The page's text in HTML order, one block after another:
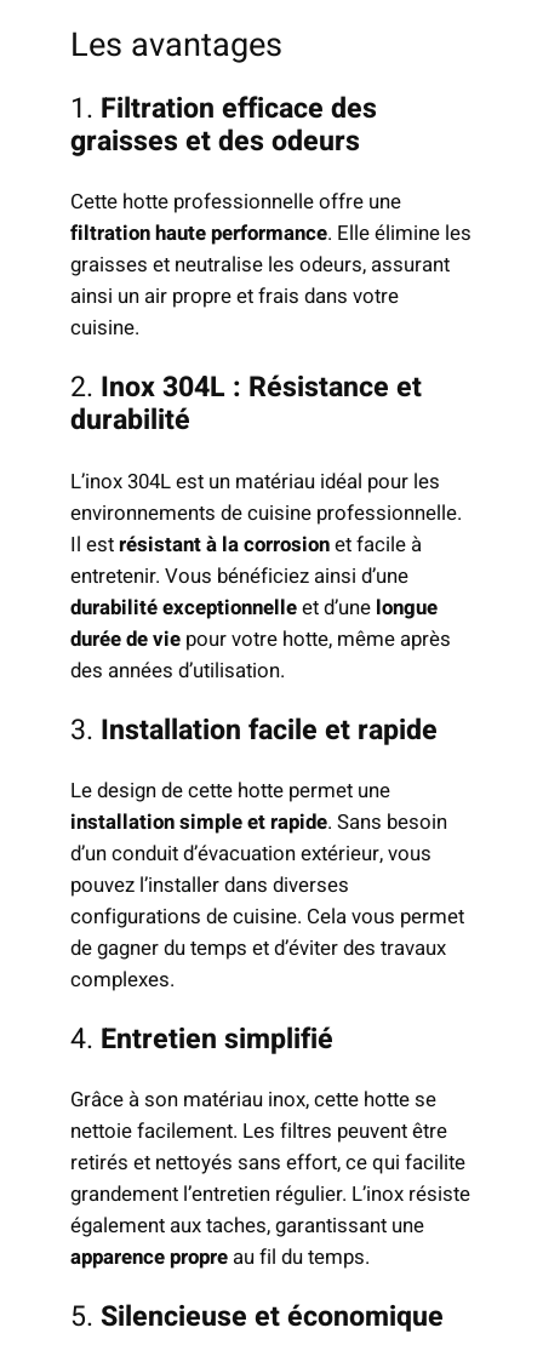
Les avantages
1. Filtration efficace des
graisses et des odeurs
Cette hotte professionnelle offre une
filtration haute performance. Elle élimine les
graisses et neutralise les odeurs, assurant
ainsi un air propre et frais dans votre
cuisine.
2. Inox 304L : Résistance et
durabilité
L’inox 304L est un matériau idéal pour les
environnements de cuisine professionnelle.
Il estrésistant à la corrosionet facile à
entretenir. Vous bénéficiez ainsi d’une
durabilité exceptionnelleet d’une longue
durée de vie pour votre hotte, même après
des années d’utilisation.
3. Installation facile et rapide
Le design de cette hotte permet une
installation simple et rapide. Sans besoin
d’un conduit d’évacuation extérieur, vous
pouvez l’installer dans diverses
configurations de cuisine. Cela vous permet
de gagner du temps et d’éviter des travaux
complexes.
4. Entretien simplifié
Grâce à son matériau inox, cette hotte se
nettoie facilement. Les filtres peuvent être
retirés et nettoyés sans effort, ce qui facilite
grandement l’entretien régulier. L’inox résiste
également aux taches, garantissant une
apparence propre au fil du temps.
5.Silencieuse et économique